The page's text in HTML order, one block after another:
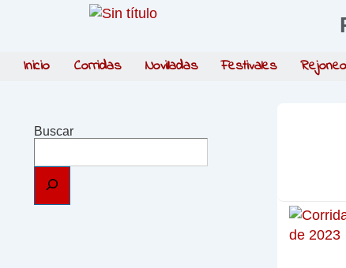
Inicio Corridas Novilladas Festivales Rejoneo
Buscar